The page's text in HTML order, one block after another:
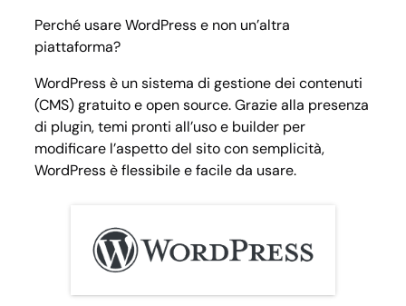
Perché usare WordPress e non un’altra
piattaforma?
WordPress è un sistema di gestione dei contenuti
(CMS) gratuito e open source. Grazie alla presenza
di plugin, temi pronti all’uso e builder per
modificare l’aspetto del sito con semplicità,
WordPress è flessibile e facile da usare.